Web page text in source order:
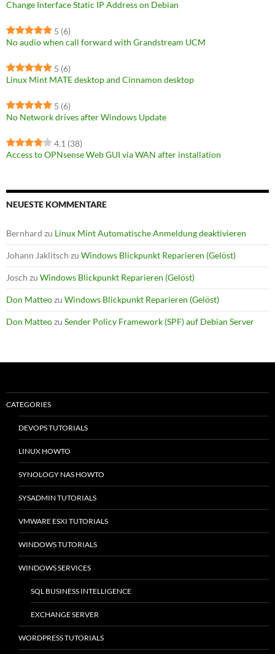
Change Interface Static IP Address on Debian
5 (6)
No audio when call forward with Grandstream UCM
5 (6)
Linux Mint MATE desktop and Cinnamon desktop
5 (6)
No Network drives after Windows Update
4.1 (38)
Access to OPNsense Web GUI via WAN after installation
NEUESTE KOMMENTARE
Bernhard zu Linux Mint Automatische Anmeldung deaktivieren
Johann Jaklitsch zu Windows Blickpunkt Reparieren (Gelöst)
Josch zu Windows Blickpunkt Reparieren (Gelöst)
Don Matteozu Windows Blickpunkt Reparieren (Gelöst)
Don Matteozu Sender Policy Framework (SPF) auf Debian Server
CATEGORIES
DEVOPS TUTORIALS
LINUX HOWTO
SYNOLOGY NAS HOWTO
SYSADMIN TUTORIALS
VMWARE ESXI TUTORIALS
WINDOWS TUTORIALS
WINDOWS SERVICES
SQL BUSINESS INTELLIGENCE
EXCHANGE SERVER
WORDPRESS TUTORIALS